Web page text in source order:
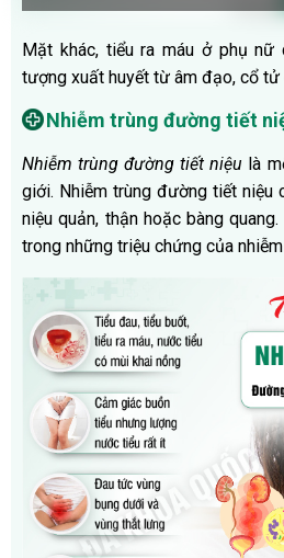
Mặt khác, tiểu ra máu ở phụ nữ
tượng xuất huyết từ âm đạo, cổ tử
Nhiễm trùng đường tiết
Nhiễm trùng đường tiết niệu là
giới. Nhiễm trùng đường tiết niệu
niệu quản, thận hoặc bàng
trong những triệu chứng của